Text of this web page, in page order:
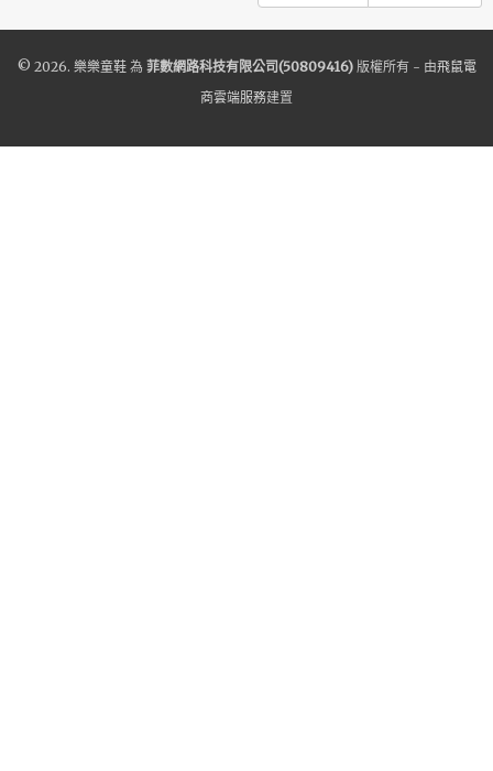
© 2026. 樂樂童鞋為 菲數網路科技有限公司(50809416)版權所有 - 由飛鼠電
商雲端服務建置